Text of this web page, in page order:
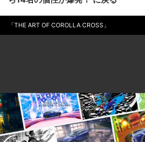
「THE ART OF COROLLA CROSS」